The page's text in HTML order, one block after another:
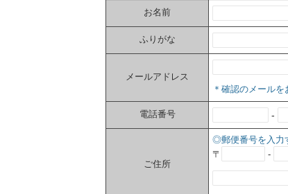
お名前
ふりがな
メールアドレス
＊確認のメール
電話番号 -
ご住所
◎郵便番号を入力
〒
-